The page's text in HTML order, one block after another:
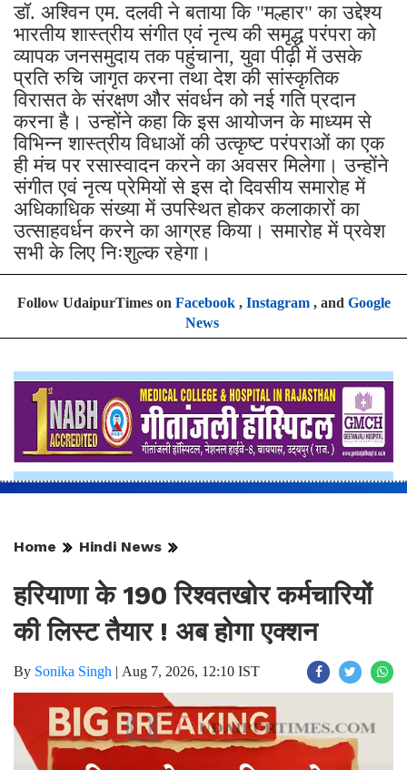
डॉ. अश्विन एम. दलवी ने बताया कि "मल्हार" का उद्देश्य
भारतीय शास्त्रीय संगीत एवं नृत्य की समृद्ध परंपरा को
व्यापक जनसमुदाय तक पहुंचाना, युवा पीढ़ी में उसके
प्रति रुचि जागृत करना तथा देश की सांस्कृतिक
विरासत के संरक्षण और संवर्धन को नई गति प्रदान
करना है। उन्होंने कहा कि इस आयोजन के माध्यम से
विभिन्न शास्त्रीय विधाओं की उत्कृष्ट परंपराओं का एक
ही मंच पर रसास्वादन करने का अवसर मिलेगा। उन्होंने
संगीत एवं नृत्य प्रेमियों से इस दो दिवसीय समारोह में
अधिकाधिक संख्या में उपस्थित होकर कलाकारों का
उत्साहवर्धन करने का आग्रह किया। समारोह में प्रवेश
सभी के लिए निःशुल्क रहेगा।
Follow UdaipurTimes on Facebook, Instagram, and Google
News
Home Hindi News
हरियाणा के 190 रिश्वतखोर कर्मचारियों
की लिस्ट तैयार ! अब होगा एक्शन
By Sonika Singh | Aug 7, 2026, 12:10 IST